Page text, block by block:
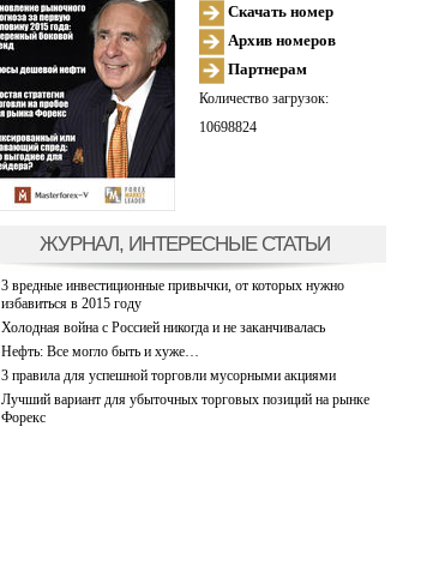
Скачать номер
Архив номеров
Партнерам
Количество загрузок:
10698824
ЖУРНАЛ, ИНТЕРЕСНЫЕ СТАТЬИ
3 вредные инвестиционные привычки, от которых нужно
избавиться в 2015 году
Холодная война с Россией никогда и не заканчивалась
Нефть: Все могло быть и хуже…
3 правила для успешной торговли мусорными акциями
Лучший вариант для убыточных торговых позиций на рынке
Форекс